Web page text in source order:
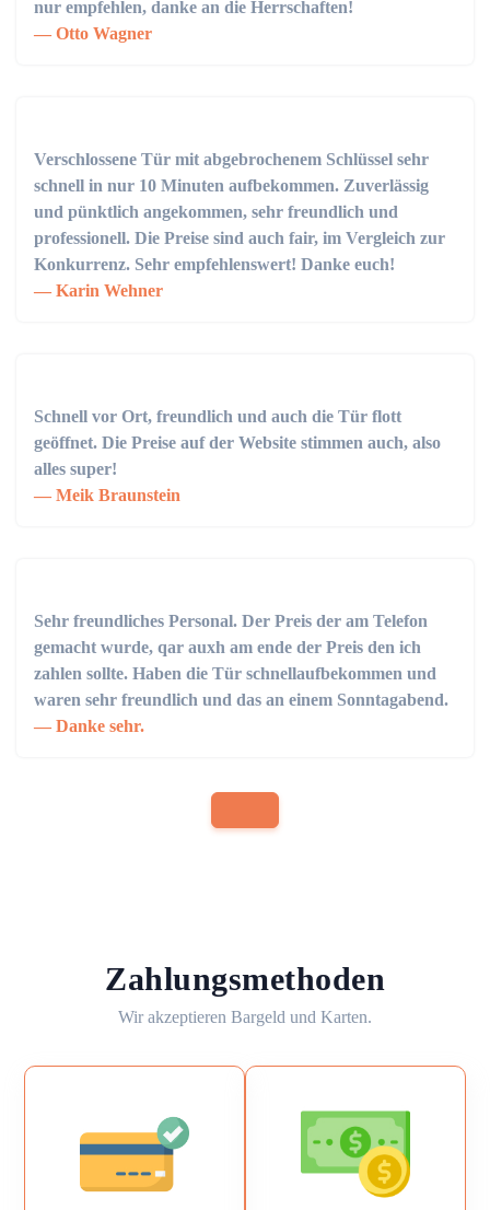
nur empfehlen, danke an die Herrschaften!
Otto Wagner
Verschlossene Tür mit abgebrochenem Schlüssel sehr
schnell in nur 10 Minuten aufbekommen. Zuverlässig
und pünktlich angekommen, sehr freundlich und
professionell. Die Preise sind auch fair, im Vergleich zur
Konkurrenz. Sehr empfehlenswert! Danke euch!
Karin Wehner
Schnell vor Ort, freundlich und auch die Tür flott
geöffnet. Die Preise auf der Website stimmen auch, also
alles super!
Meik Braunstein
Sehr freundliches Personal. Der Preis der am Telefon
gemacht wurde, qar auxh am ende der Preis den ich
zahlen sollte. Haben die Tür schnellaufbekommen und
waren sehr freundlich und das an einem Sonntagabend.
Danke sehr.
Zahlungsmethoden
Wir akzeptieren Bargeld und Karten.